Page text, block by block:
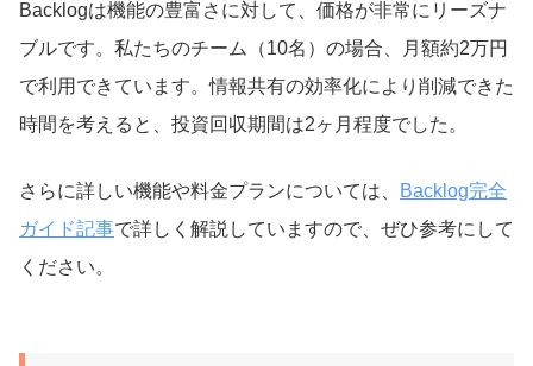
Backlogは機能の豊富さに対して、価格が非常にリーズナ
ブルです。私たちのチーム（10名）の場合、月額約2万円
で利用できています。情報共有の効率化により削減できた
時間を考えると、投資回収期間は2ヶ月程度でした。
さらに詳しい機能や料金プランについては、
Backlog完全
ガイド記事で詳しく解説していますので、ぜひ参考にして
ください。